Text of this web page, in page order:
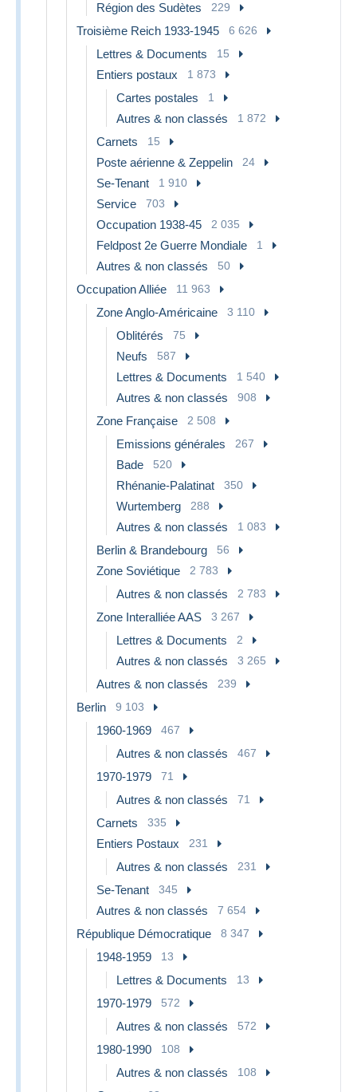
Région des Sudètes 229
Troisième Reich 1933-1945 6 626
Lettres & Documents 15
Entiers postaux 1 873
Cartes postales 1
Autres & non classés 1 872
Carnets 15
Poste aérienne & Zeppelin 24
Se-Tenant 1 910
Service 703
Occupation 1938-45 2 035
Feldpost 2e Guerre Mondiale 1
Autres & non classés 50
Occupation Alliée 11 963
Zone Anglo-Américaine 3 110
Oblitérés 75
Neufs 587
Lettres & Documents 1 540
Autres & non classés 908
Zone Française 2 508
Emissions générales 267
Bade 520
Rhénanie-Palatinat 350
Wurtemberg 288
Autres & non classés 1 083
Berlin & Brandebourg 56
Zone Soviétique 2 783
Autres & non classés 2 783
Zone Interalliée AAS 3 267
Lettres & Documents 2
Autres & non classés 3 265
Autres & non classés 239
Berlin 9 103
1960-1969 467
Autres & non classés 467
1970-1979 71
Autres & non classés 71
Carnets 335
Entiers Postaux 231
Autres & non classés 231
Se-Tenant 345
Autres & non classés 7 654
République Démocratique 8 347
1948-1959 13
Lettres & Documents 13
1970-1979 572
Autres & non classés 572
1980-1990 108
Autres & non classés 108